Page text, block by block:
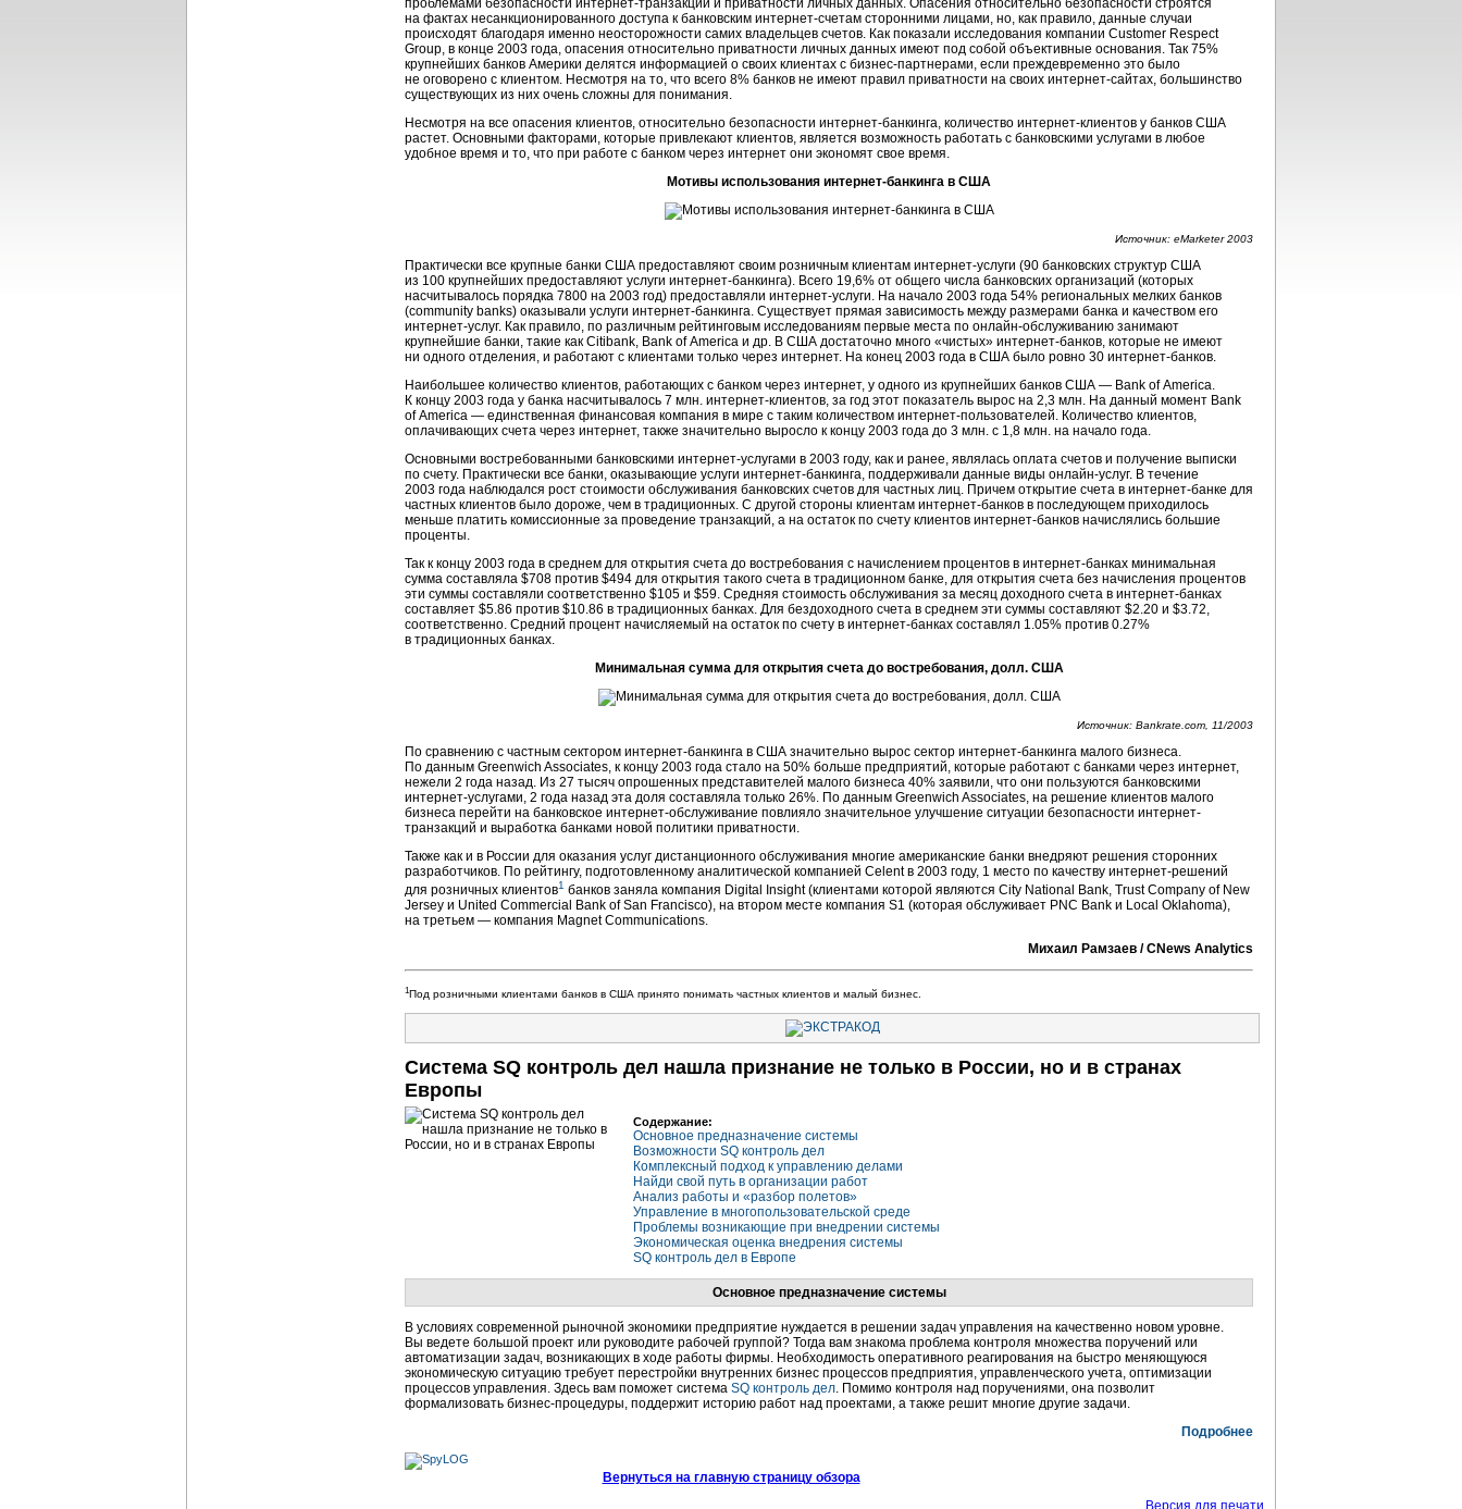
на фактах несанкционированного доступа к банковским интернет-счетам сторонними лицами, но, как правило, данные случаи
происходят благодаря именно неосторожности самих владельцев счетов. Как показали исследования компании Customer Respect
Group, в конце 2003 года, опасения относительно приватности личных данных имеют под собой объективные основания. Так 75%
крупнейших банков Америки делятся информацией о своих клиентах с бизнес-партнерами, если преждевременно это было
не оговорено с клиентом. Несмотря на то, что всего 8% банков не имеют правил приватности на своих интернет-сайтах, большинство
существующих из них очень сложны для понимания.
Несмотря на все опасения клиентов, относительно безопасности интернет-банкинга, количество интернет-клиентов у банков США
растет. Основными факторами, которые привлекают клиентов, является возможность работать с банковскими услугами в любое
удобное время и то, что при работе с банком через интернет они экономят свое время.
Мотивы использования интернет-банкинга в США
Источник: eMarketer 2003
Практически все крупные банки США предоставляют своим розничным клиентам интернет-услуги (90 банковских структур США
из 100 крупнейших предоставляют услуги интернет-банкинга). Всего 19,6% от общего числа банковских организаций (которых
насчитывалось порядка 7800 на 2003 год) предоставляли интернет-услуги. На начало 2003 года 54% региональных мелких банков
(community banks) оказывали услуги интернет-банкинга. Существует прямая зависимость между размерами банка и качеством его
интернет-услуг. Как правило, по различным рейтинговым исследованиям первые места по онлайн-обслуживанию занимают
крупнейшие банки, такие как Citibank, Bank of America и др. В США достаточно много «чистых» интернет-банков, которые не имеют
ни одного отделения, и работают с клиентами только через интернет. На конец 2003 года в США было ровно 30 интернет-банков.
Наибольшее количество клиентов, работающих с банком через интернет, у одного из крупнейших банков США — Bank of America.
К концу 2003 года у банка насчитывалось 7 млн. интернет-клиентов, за год этот показатель вырос на 2,3 млн. На данный момент Bank
of America — единственная финансовая компания в мире с таким количеством интернет-пользователей. Количество клиентов,
оплачивающих счета через интернет, также значительно выросло к концу 2003 года до 3 млн. с 1,8 млн. на начало года.
Основными востребованными банковскими интернет-услугами в 2003 году, как и ранее, являлась оплата счетов и получение выписки
по счету. Практически все банки, оказывающие услуги интернет-банкинга, поддерживали данные виды онлайн-услуг. В течение
2003 года наблюдался рост стоимости обслуживания банковских счетов для частных лиц. Причем открытие счета в интернет-банке для
частных клиентов было дороже, чем в традиционных. С другой стороны клиентам интернет-банков в последующем приходилось
меньше платить комиссионные за проведение транзакций, а на остаток по счету клиентов интернет-банков начислялись большие
проценты.
Так к концу 2003 года в среднем для открытия счета до востребования с начислением процентов в интернет-банках минимальная
сумма составляла $708 против $494 для открытия такого счета в традиционном банке, для открытия счета без начисления процентов
эти суммы составляли соответственно $105 и $59. Средняя стоимость обслуживания за месяц доходного счета в интернет-банках
составляет $5.86 против $10.86 в традиционных банках. Для бездоходного счета в среднем эти суммы составляют $2.20 и $3.72,
соответственно. Средний процент начисляемый на остаток по счету в интернет-банках составлял 1.05% против 0.27%
в традиционных банках.
Минимальная сумма для открытия счета до востребования, долл. США
Источник: Bankrate.com, 11/2003
По сравнению с частным сектором интернет-банкинга в США значительно вырос сектор интернет-банкинга малого бизнеса.
По данным Greenwich Associates, к концу 2003 года стало на 50% больше предприятий, которые работают с банками через интернет,
нежели 2 года назад. Из 27 тысяч опрошенных представителей малого бизнеса 40% заявили, что они пользуются банковскими
интернет-услугами, 2 года назад эта доля составляла только 26%. По данным Greenwich Associates, на решение клиентов малого
бизнеса перейти на банковское интернет-обслуживание повлияло значительное улучшение ситуации безопасности интернет-
транзакций и выработка банками новой политики приватности.
Также как и в России для оказания услуг дистанционного обслуживания многие американские банки внедряют решения сторонних
разработчиков. По рейтингу, подготовленному аналитической компанией Celent в 2003 году, 1 место по качеству интернет-решений
для розничных клиентов1 банков заняла компания Digital Insight (клиентами которой являются City National Bank, Trust Company of New
Jersey и United Commercial Bank of San Francisco), на втором месте компания S1 (которая обслуживает PNC Bank и Local Oklahoma),
на третьем — компания Magnet Communications.
Михаил Рамзаев / CNews Analytics
1Под розничными клиентами банков в США принято понимать частных клиентов и малый бизнес.
Система SQ контроль дел нашла признание не только в России, но и в странах
Европы
Содержание:
Основное предназначение системы
Возможности SQ контроль дел
Комплексный подход к управлению делами
Найди свой путь в организации работ
Анализ работы и «разбор полетов»
Управление в многопользовательской среде
Проблемы возникающие при внедрении системы
Экономическая оценка внедрения системы
SQ контроль дел в Европе
Основное предназначение системы
В условиях современной рыночной экономики предприятие нуждается в решении задач управления на качественно новом уровне.
Вы ведете большой проект или руководите рабочей группой? Тогда вам знакома проблема контроля множества поручений или
автоматизации задач, возникающих в ходе работы фирмы. Необходимость оперативного реагирования на быстро меняющуюся
экономическую ситуацию требует перестройки внутренних бизнес процессов предприятия, управленческого учета, оптимизации
процессов управления. Здесь вам поможет система SQ контроль дел. Помимо контроля над поручениями, она позволит
формализовать бизнес-процедуры, поддержит историю работ над проектами, а также решит многие другие задачи.
Подробнее
Вернуться на главную страницу обзора
Версия для печати